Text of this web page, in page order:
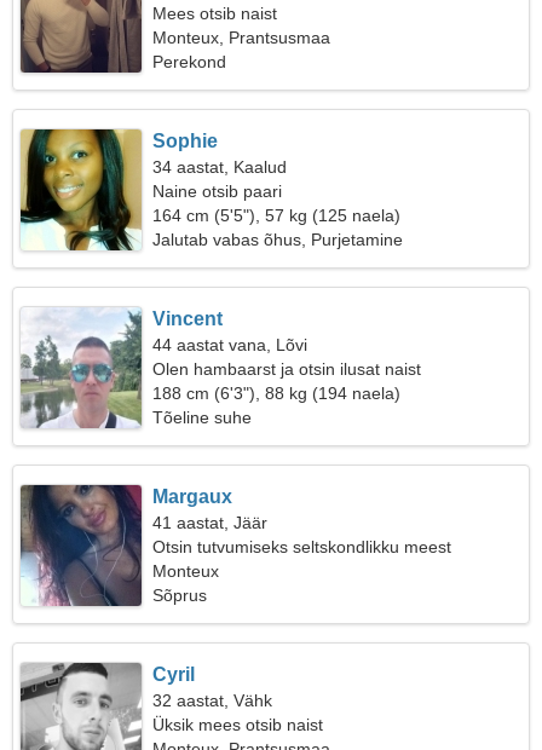
Mees otsib naist
Monteux, Prantsusmaa
Perekond
Sophie
34 aastat, Kaalud
Naine otsib paari
164 cm (5'5"), 57 kg (125 naela)
Jalutab vabas õhus, Purjetamine
Vincent
44 aastat vana, Lõvi
Olen hambaarst ja otsin ilusat naist
188 cm (6'3"), 88 kg (194 naela)
Tõeline suhe
Margaux
41 aastat, Jäär
Otsin tutvumiseks seltskondlikku meest
Monteux
Sõprus
Cyril
32 aastat, Vähk
Üksik mees otsib naist